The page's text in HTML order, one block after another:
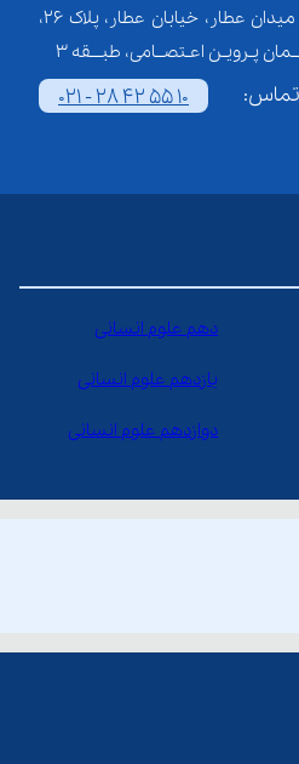
تهران، میدان عطار، خیابان عطار، پلاک 26،
پـرویـن اعـتصــامی، طبـــقه 3
021 - 28 42 55 10
دهم علوم انسانی
یازدهم علوم انسانی
دوازدهم علوم انسانی